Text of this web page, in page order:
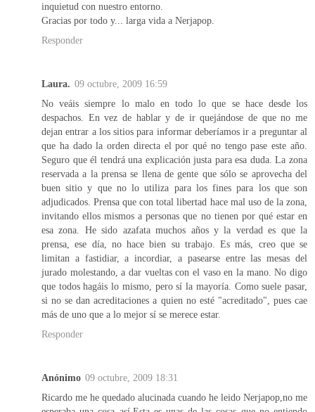
inquietud con nuestro entorno.
Gracias por todo y... larga vida a Nerjapop.
Responder
Laura. 09 octubre, 2009 16:59
No veáis siempre lo malo en todo lo que se hace desde los
despachos. En vez de hablar y de ir quejándose de que no me
dejan entrar a los sitios para informar deberíamos ir a preguntar al
que ha dado la orden directa el por qué no tengo pase este año.
Seguro que él tendrá una explicación justa para esa duda. La zona
reservada a la prensa se llena de gente que sólo se aprovecha del
buen sitio y que no lo utiliza para los fines para los que son
adjudicados. Prensa que con total libertad hace mal uso de la zona,
invitando ellos mismos a personas que no tienen por qué estar en
esa zona. He sido azafata muchos años y la verdad es que la
prensa, ese día, no hace bien su trabajo. Es más, creo que se
limitan a fastidiar, a incordiar, a pasearse entre las mesas del
jurado molestando, a dar vueltas con el vaso en la mano. No digo
que todos hagáis lo mismo, pero sí la mayoría. Como suele pasar,
si no se dan acreditaciones a quien no esté "acreditado", pues cae
más de uno que a lo mejor sí se merece estar.
Responder
Anónimo 09 octubre, 2009 18:31
Ricardo me he quedado alucinada cuando he leido Nerjapop,no me